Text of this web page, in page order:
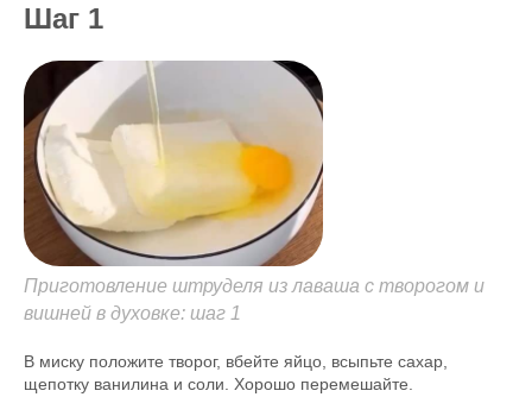
Шаг 1
Приготовление штруделя из лаваша с творогом и
вишней в духовке: шаг 1
В миску положите творог, вбейте яйцо, всыпьте сахар,
щепотку ванилина и соли. Хорошо перемешайте.